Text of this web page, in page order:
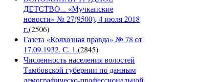
ДЕТСТВО... «Мучкапские
новости» № 27(9500), 4 июля 2018
г.(2506)
Газета «Колхозная правда» № 78 от
17.09.1932. С. 1.(2845)
Численность населения волостей
Тамбовской губернии по данным